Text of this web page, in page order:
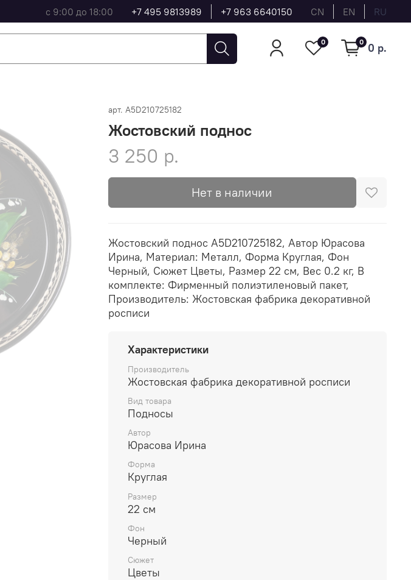
с 9:00 до 18:00 +7 495 9813989 +7 963 6640150 CN EN RU
0 0 0 р.
арт. A5D210725182
Жостовский поднос
3 250 р.
Нет в наличии
Жостовский поднос A5D210725182, Автор Юрасова
Ирина, Материал: Металл, Форма Круглая, Фон
Черный, Сюжет Цветы, Размер 22 см, Вес 0.2 кг, В
комплекте: Фирменный полиэтиленовый пакет,
Производитель: Жостовская фабрика декоративной
росписи
Характеристики
Производитель
Жостовская фабрика декоративной росписи
Вид товара
Подносы
Автор
Юрасова Ирина
Форма
Круглая
Размер
22 см
Фон
Черный
Сюжет
Цветы